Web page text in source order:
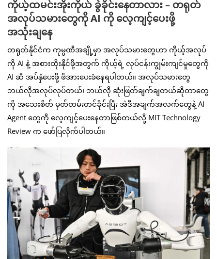
ကိုယ့်ထမင်းအိုးကိုယ် ခွဲခိုင်းနေတာလား – တရုတ်
အလုပ်သမားတွေကို AI ကို လေ့ကျင့်ပေးဖို့
အသုံးချနေ
တရုတ်နိုင်ငံက ကုမ္ပဏီအချို့မှာ အလုပ်သမားတွေဟာ ကိုယ့်အလုပ်
ကို AI နဲ့ အစားထိုးနိုင်ဖို့အတွက် ကိုယ့်ရဲ့ လုပ်ငန်းကျွမ်းကျင်မှုတွေကို
AI ဆီ အပ်နှံပေးဖို့ ဖိအားပေးခံနေရပါတယ်။ အလုပ်သမားတွေ
ဘယ်လိုအလုပ်လုပ်တယ်၊ ဘယ်လို ဆုံးဖြတ်ချက်ချတယ်ဆိုတာတွေ
ကို အသေးစိတ် မှတ်တမ်းတင်ခိုင်းပြီး အဲဒီအချက်အလက်တွေနဲ့ AI
Agent တွေကို လေ့ကျင့်ပေးနေတာဖြစ်တယ်လို့ MIT Technology
Review က ဖော်ပြလိုက်ပါတယ်။